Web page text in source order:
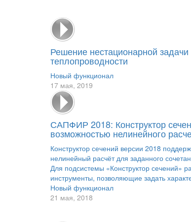
Решение нестационарной задачи
теплопроводности
Новый функционал
17 мая, 2019
САПФИР 2018: Конструктор
возможностью нелинейного
Конструктор сечений версии 2018
нелинейный расчёт для заданного
Для подсистемы «Конструктор сечений»
инструменты, позволяющие задать
Новый функционал
21 мая, 2018